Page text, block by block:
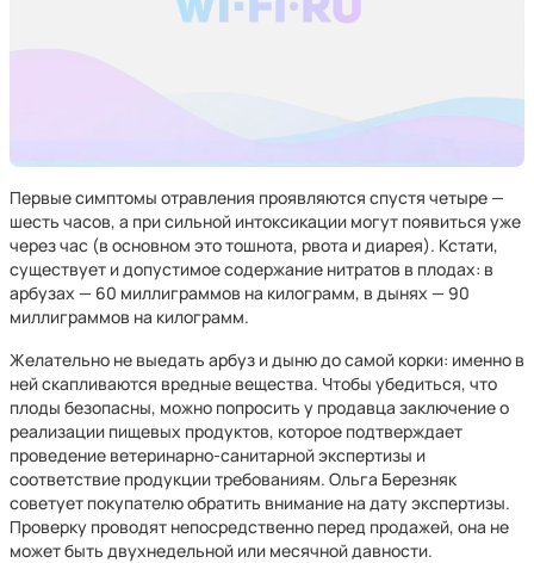
Первые симптомы отравления проявляются спустя четыре —
шесть часов, а при сильной интоксикации могут появиться уже
через час (в основном это тошнота, рвота и диарея). Кстати,
существует и допустимое содержание нитратов в плодах: в
арбузах — 60 миллиграммов на килограмм, в дынях — 90
миллиграммов на килограмм.
Желательно не выедать арбуз и дыню до самой корки: именно в
ней скапливаются вредные вещества. Чтобы убедиться, что
плоды безопасны, можно попросить у продавца заключение о
реализации пищевых продуктов, которое подтверждает
проведение ветеринарно-санитарной экспертизы и
соответствие продукции требованиям. Ольга Березняк
советует покупателю обратить внимание на дату экспертизы.
Проверку проводят непосредственно перед продажей, она не
может быть двухнедельной или месячной давности.